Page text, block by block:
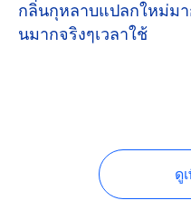
กลิ่นกุหลาบแปลกใหม่ม
นมากจริงๆเวลาใช้
ดู